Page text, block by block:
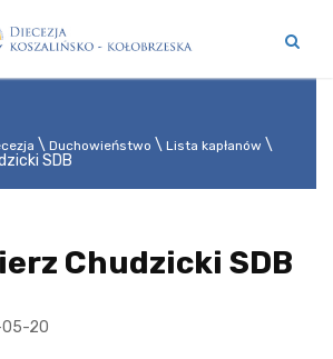
Duchowieństwo Lista kapłanów
SDB
Chudzicki SDB
05-20